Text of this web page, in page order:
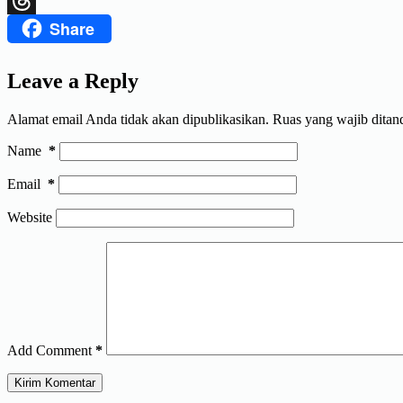
ThreadsShare
Leave a Reply
Alamat email Anda tidak akan dipublikasikan. Ruas yang wajib
Name *
Email *
Website
Add Comment *
Kirim Komentar